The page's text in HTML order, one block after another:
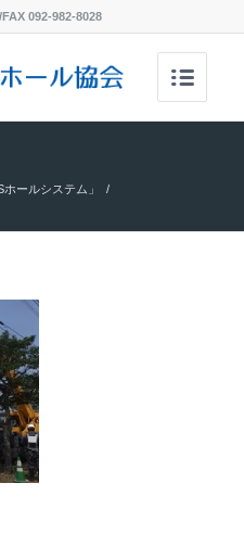
092-982-8028
ールシステム」
/